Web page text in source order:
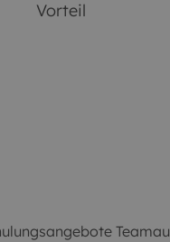
Vorteil